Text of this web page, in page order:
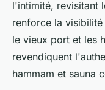
l'intimité, revisitant
renforce la
le vieux port et les
revendiquent
hammam et sauna